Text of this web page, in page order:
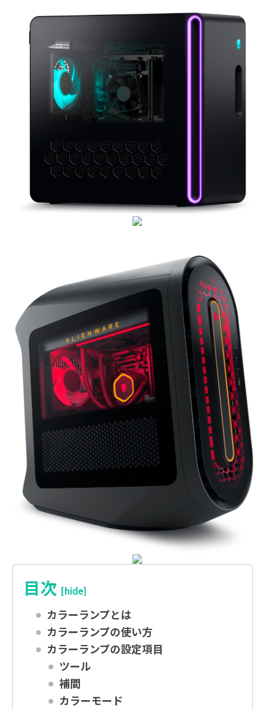
目次 [hide]
カラーランプとは
カラーランプの使い方
カラーランプの設定項目
ツール
補間
カラーモード